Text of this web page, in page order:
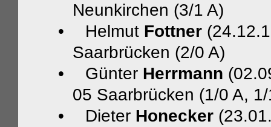
Neunkirchen (3/1 A)
•
Helmut Fottner
Saarbrücken (2/0 A)
•
Günter Herrmann
05 Saarbrücken (1/0 A,
•
Dieter Honecker